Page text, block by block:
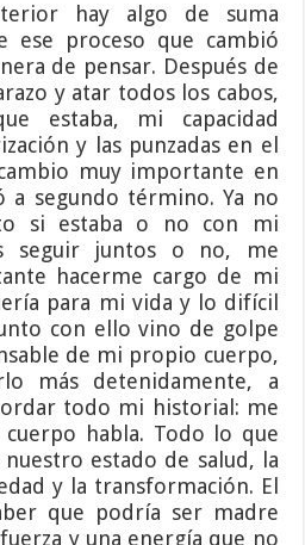
hay algo de suma
ese proceso que cambió
de pensar. Después de
y atar todos los cabos,
estaba, mi capacidad
y las punzadas en el
muy importante en
a segundo término. Ya no
si estaba o no con mi
seguir juntos o no, me
hacerme cargo de mi
para mi vida y lo difícil
con ello vino de golpe
de mi propio cuerpo,
más detenidamente, a
todo mi historial: me
habla. Todo lo que
estado de salud, la
y la transformación. El
que podría ser madre
y una energía que no